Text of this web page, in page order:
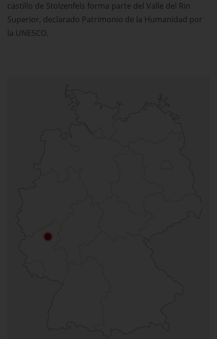
castillo de Stolzenfels forma parte del Valle del Rin
Superior, declarado Patrimonio de la Humanidad por
la UNESCO.